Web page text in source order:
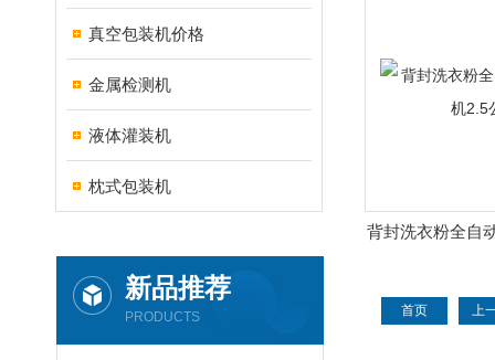
真空包装机价格
金属检测机
液体灌装机
枕式包装机
新品推荐
PRODUCTS
背封洗衣粉全自
首页 上